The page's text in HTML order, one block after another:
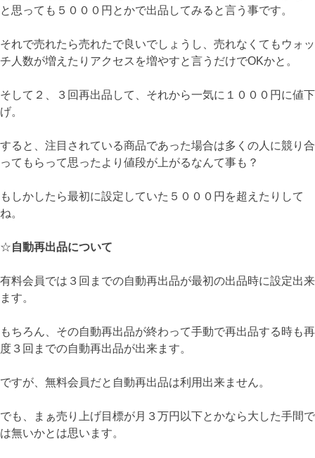
と思っても５０００円とかで出品してみると言う事です。
それで売れたら売れたで良いでしょうし、売れなくてもウォッ
チ人数が増えたりアクセスを増やすと言うだけでOKかと。
そして２、３回再出品して、それから一気に１０００円に値下
げ。
すると、注目されている商品であった場合は多くの人に競り合
ってもらって思ったより値段が上がるなんて事も？
もしかしたら最初に設定していた５０００円を超えたりして
ね。
☆自動再出品について
有料会員では３回までの自動再出品が最初の出品時に設定出来
ます。
もちろん、その自動再出品が終わって手動で再出品する時も再
度３回までの自動再出品が出来ます。
ですが、無料会員だと自動再出品は利用出来ません。
でも、まぁ売り上げ目標が月３万円以下とかなら大した手間で
は無いかとは思います。